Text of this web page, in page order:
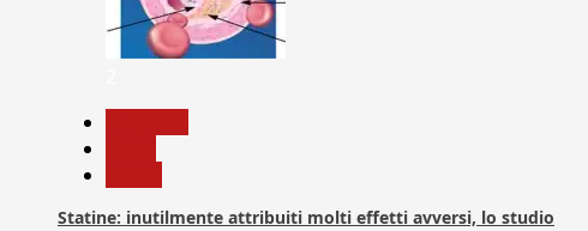
Statine: inutilmente attribuiti molti effetti avversi, lo studio